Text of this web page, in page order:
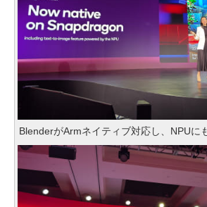
BlenderがArmネイティブ対応し、NPUに